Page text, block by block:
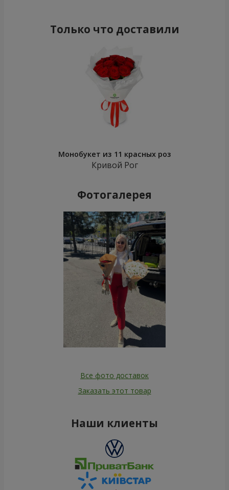
Только что доставили
Монобукет из 11 красных роз
Кривой Рог
Фотогалерея
Все фото доставок
Заказать этот товар
Наши клиенты